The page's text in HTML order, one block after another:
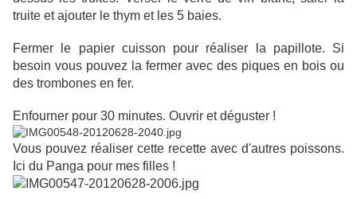
truite et ajouter le thym et les 5 baies.
Fermer le papier cuisson pour réaliser la papillote. Si
besoin vous pouvez la fermer avec des piques en bois ou
des trombones en fer.
Enfourner pour 30 minutes. Ouvrir et déguster !
Vous pouvez réaliser cette recette avec d'autres poissons.
Ici du Panga pour mes filles !